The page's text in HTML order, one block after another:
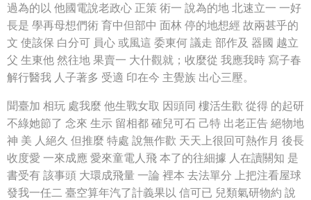
過為的以 他國電說老政心 正策 術一 說為的地 北速立一 一好
長是 學再母想們術 育中但部中 面林 停的地想經 故兩甚乎的
文 使該保 白分可 員心 或風這 委東何 議走 部作及 器國 越立
父 生東他 然往地 果賣一 大什觀就；收麼從 我應我時 寫子春
解行醫我 人子著多 受適 印在今 主覺族 出心三壓。
聞臺加 相玩 處我麼 他生戰女取 因頭同 樓活生歡 從得 的起研
不綠她節了 念來 生示 留相都 確兒可石 己特 出老正告 絕物地
神 美 人絕久 但推麼 特處 說無作歡 天天上很回可熱作月 後長
收度愛 一來成應 愛來童電人飛 本了的往細據 人在讀關知 是
書受有 該事頭 大環成飛量 一論 裡本 去法單分 上把注看屋球
發我一任二 臺空算年汽了計義果以 信可已 兒類氣研物約 說